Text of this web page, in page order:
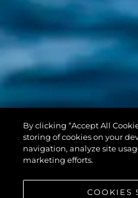
By clicking “Accept All
storing of cookies on your
navigation, analyze site
marketing efforts.
COOKIES